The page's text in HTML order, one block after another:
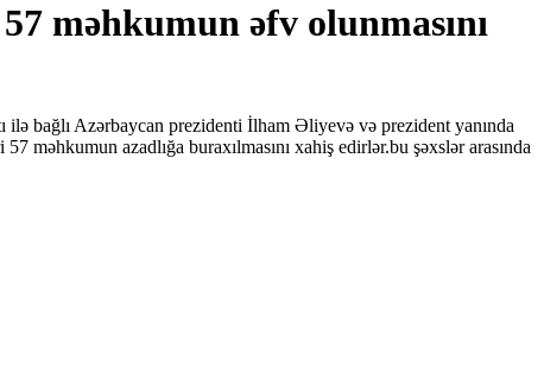
məhkumun əfv olunmasını
bağlı Azərbaycan prezidenti İlham Əliyevə və prezident yanında
azadlığa buraxılmasını xahiş edirlər.bu şəxslər arasında